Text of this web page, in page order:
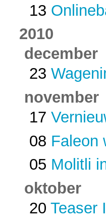
13
2010
december
23
november
17
08 Faleon
05 Molitli
oktober
20 Teaser